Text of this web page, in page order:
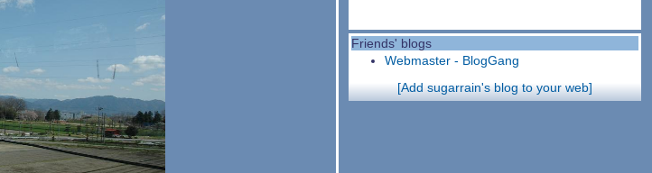
Friends' blogs
Webmaster - BlogGang
[Add sugarrain's blog to your web]